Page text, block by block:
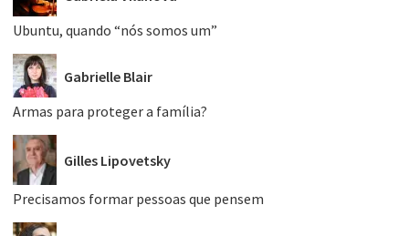
Ubuntu, quando “nós somos um”
Gabrielle Blair
Armas para proteger a família?
Gilles Lipovetsky
Precisamos formar pessoas que pensem